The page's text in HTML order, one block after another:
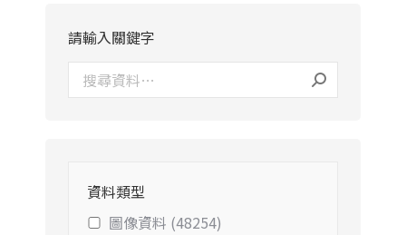
請輸入關鍵字
資料類型
圖像資料 (48254)